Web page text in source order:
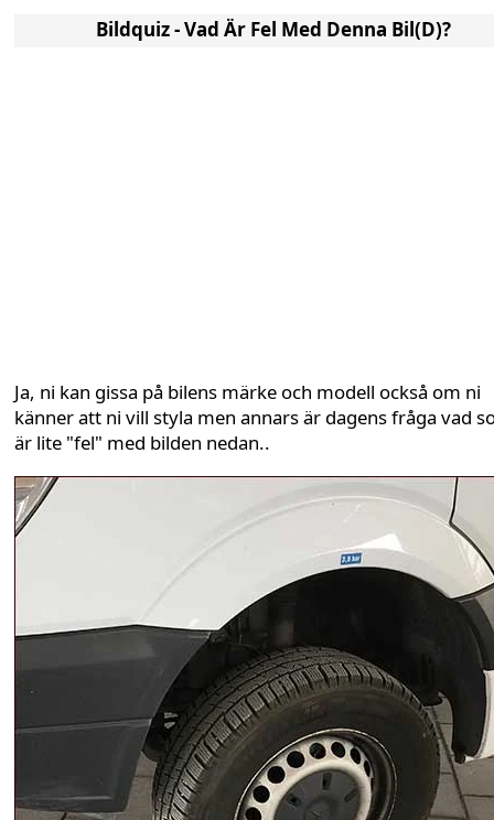
Bildquiz - Vad Är Fel Med Denna Bil(d)?
Ja, ni kan gissa på bilens märke och modell också om ni
känner att ni vill styla men annars är dagens fråga vad
är lite "fel" med bilden nedan..